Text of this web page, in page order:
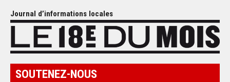
Journal d’informations locales
SOUTENEZ-NOUS